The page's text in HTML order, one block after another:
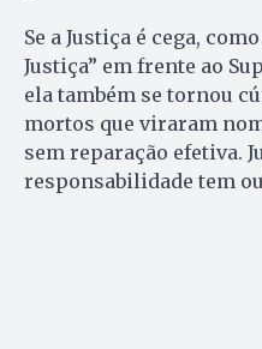
Se a Justiça é cega,
Justiça” em frente ao
ela também se tornou
mortos que viraram
sem reparação efetiva.
responsabilidade tem